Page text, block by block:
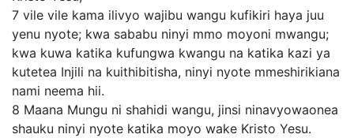
7 vile vile kama ilivyo wajibu wangu kufikiri haya juu
yenu nyote; kwa sababu ninyi mmo moyoni mwangu;
kwa kuwa katika kufungwa kwangu na katika kazi ya
kutetea Injili na kuithibitisha, ninyi nyote mmeshirikiana
nami neema hii.
8 Maana Mungu ni shahidi wangu, jinsi ninavyowaonea
shauku ninyi nyote katika moyo wake Kristo Yesu.